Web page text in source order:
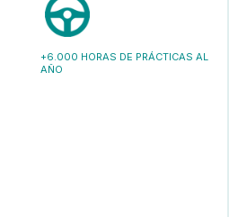
+6.000 HORAS DE PRÁCTICAS AL
AÑO